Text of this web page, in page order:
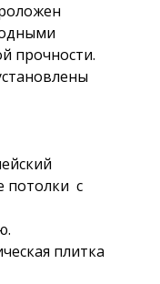
прочности.
потолки  с
плитка